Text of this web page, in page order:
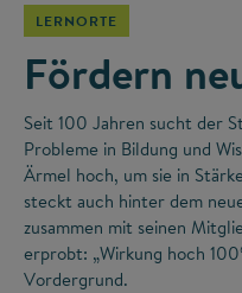
LERNORTE
Fördern
Seit 100 Jahren sucht der
Probleme in Bildung und
Ärmel hoch, um sie in
steckt auch hinter dem
zusammen mit seinen
erprobt: „Wirkung hoch
Vordergrund.